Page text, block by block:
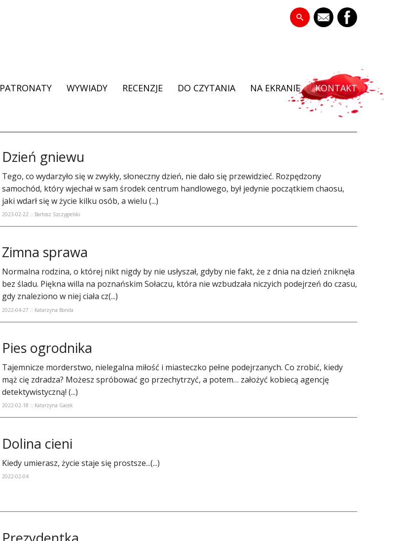
PATRONATY WYWIADY RECENZJE DO CZYTANIA NA EKRANIE KONTAKT
Dzień gniewu
Tego, co wydarzyło się w zwykły, słoneczny dzień, nie dało się przewidzieć. Rozpędzony
samochód, który wjechał w sam środek centrum handlowego, był jedynie początkiem chaosu,
jaki wdarł się w życie kilku osób, a wielu (...)
2023-02-22 :: Bartosz Szczygielski
Zimna sprawa
​Normalna rodzina, o której nikt nigdy by nie usłyszał, gdyby nie fakt, że z dnia na dzień zniknęła
bez śladu. Piękna willa na poznańskim Sołaczu, która nie wzbudzała niczyich podejrzeń do czasu,
gdy znaleziono w niej ciała cz(...)
2022-04-27 :: Katarzyna Bonda
Pies ogrodnika
​Tajemnicze morderstwo, nielegalna miłość i miasteczko pełne podejrzanych. Co zrobić, kiedy
mąż cię zdradza? Możesz spróbować go przechytrzyć, a potem… założyć kobiecą agencję
detektywistyczną! (...)
2022-02-18 :: Katarzyna Gacek
Dolina cieni
Kiedy umierasz, życie staje się prostsze...(...)
2022-02-04